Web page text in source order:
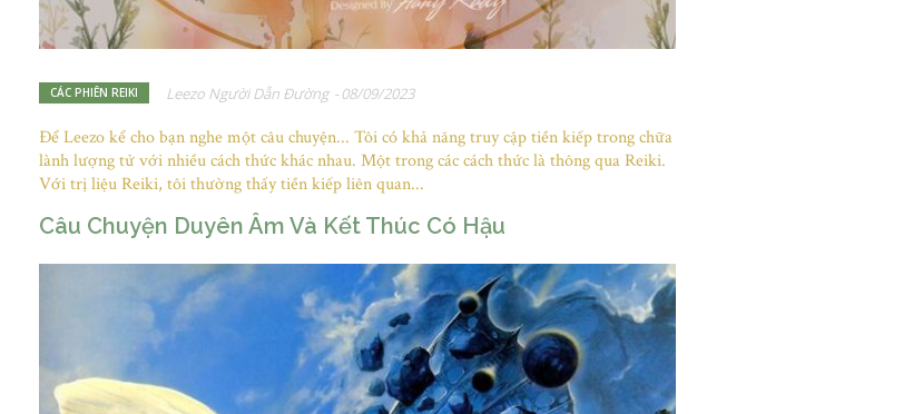
CÁC PHIÊN REIKI Leezo Người Dẫn Đường -08/09/2023
Để Leezo kể cho bạn nghe một câu chuyện... Tôi có khả năng truy cập tiền kiếp trong chữa
lành lượng tử với nhiều cách thức khác nhau. Một trong các cách thức là thông qua Reiki.
Với trị liệu Reiki, tôi thường thấy tiền kiếp liên quan...
Câu Chuyện Duyên Âm Và Kết Thúc Có Hậu